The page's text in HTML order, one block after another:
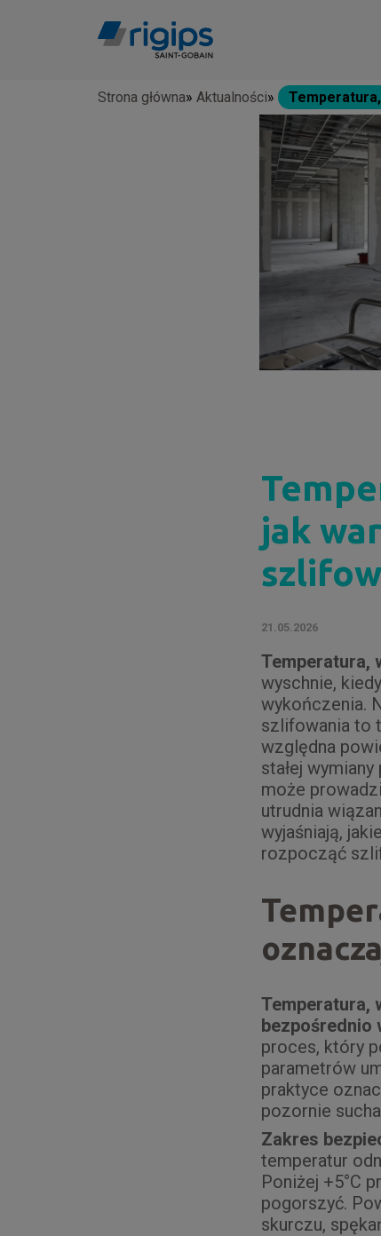
Ścieżka
nawigacyjna
Strona główna Aktualności
jak
21.05.2026
Temperatura,
wyschnie,
wykończenia.
szlifowania to
względna
stałej
może
utrudnia
wyjaśniają,
rozpocząć
Temperatura,
bezpośrednio
proces, który
parametrów
praktyce
pozornie
Zakres
temperatur
Poniżej +5°C
pogorszyć.
skurczu,